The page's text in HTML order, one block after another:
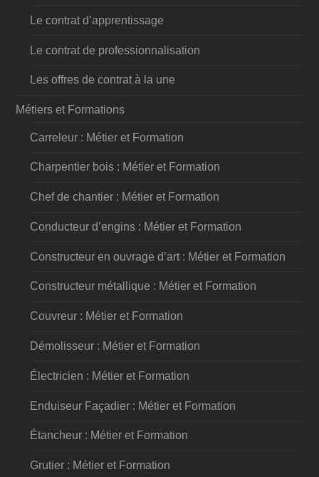
Le contrat d’apprentissage
Le contrat de professionnalisation
Les offres de contrat à la une
Métiers et Formations
Carreleur : Métier et Formation
Charpentier bois : Métier et Formation
Chef de chantier : Métier et Formation
Conducteur d’engins : Métier et Formation
Constructeur en ouvrage d’art : Métier et Formation
Constructeur métallique : Métier et Formation
Couvreur : Métier et Formation
Démolisseur : Métier et Formation
Électricien : Métier et Formation
Enduiseur Façadier : Métier et Formation
Étancheur : Métier et Formation
Grutier : Métier et Formation